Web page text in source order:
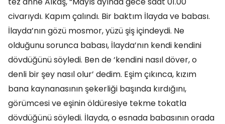
civarıydı. Kapım çalındı. Bir baktım İlayda ve babası.
İlayda’nın gözü mosmor, yüzü şiş içindeydi. Ne
olduğunu sorunca babası, İlayda’nın kendi kendini
dövdüğünü söyledi. Ben de ‘kendini nasıl döver, o
denli bir şey nasıl olur’ dedim. Eşim çıkınca, kızım
bana kaynanasının şekerliği başında kırdığını,
görümcesi ve eşinin öldüresiye tekme tokatla
dövdüğünü söyledi. İlayda, o esnada babasının orada